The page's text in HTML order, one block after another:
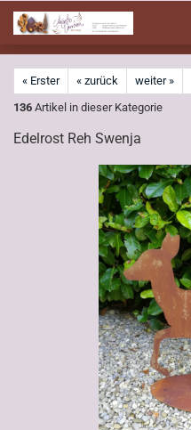
zum
Hauptinhalt
« Erster « zurück weiter »
136 Artikel in dieser Kategorie
Edelrost Reh Swenja